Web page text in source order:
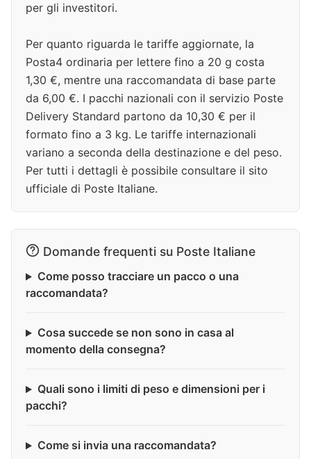
per gli investitori.
Per quanto riguarda le tariffe aggiornate, la
Posta4 ordinaria per lettere fino a 20 g costa
1,30 €, mentre una raccomandata di base parte
da 6,00 €. I pacchi nazionali con il servizio Poste
Delivery Standard partono da 10,30 € per il
formato fino a 3 kg. Le tariffe internazionali
variano a seconda della destinazione e del peso.
Per tutti i dettagli è possibile consultare il sito
ufficiale di Poste Italiane.
Domande frequenti su Poste Italiane
Come posso tracciare un pacco o una
raccomandata?
Cosa succede se non sono in casa al
momento della consegna?
Quali sono i limiti di peso e dimensioni per i
pacchi?
Come si invia una raccomandata?